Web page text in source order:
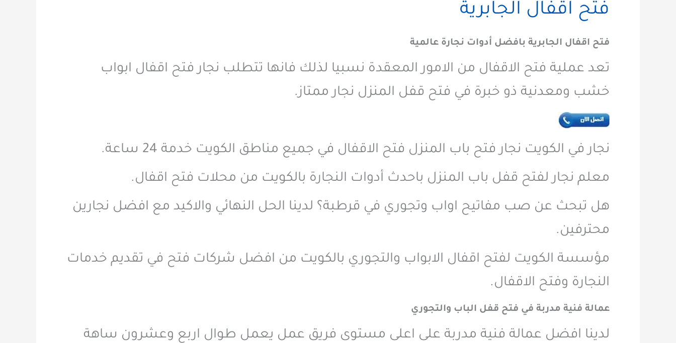
فتح اقفال الجابرية
فتح اقفال الجابرية بافضل أدوات نجارة عالمية
تعد عملية فتح الاقفال من الامور المعقدة نسبيا لذلك فانها تتطلب نجار فتح اقفال ابواب
خشب ومعدنية ذو خبرة في فتح قفل المنزل نجار ممتاز.
نجار في الكويت نجار فتح باب المنزل فتح الاقفال في جميع مناطق الكويت خدمة 24 ساعة.
معلم نجار لفتح قفل باب المنزل باحدث أدوات النجارة بالكويت من محلات فتح اقفال.
هل تبحث عن صب مفاتيح اواب وتجوري في قرطبة؟ لدينا الحل النهائي والاكيد مع افضل نجارين
محترفين.
مؤسسة الكويت لفتح اقفال الابواب والتجوري بالكويت من افضل شركات فتح في تقديم خدمات
النجارة وفتح الاقفال.
عمالة فنية مدربة في فتح قفل الباب والتجوري
لدينا افضل عمالة فنية مدربة على اعلى مستوى فريق عمل يعمل طوال اربع وعشرون ساهة